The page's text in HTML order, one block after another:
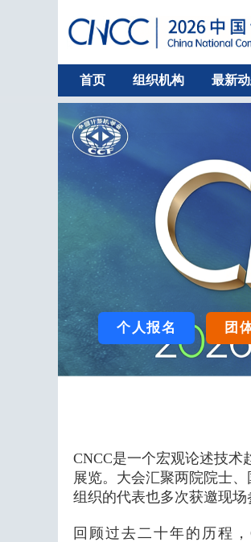
首页 组织机构 最新
个人报名 团
CNCC是一个宏观论述技
展览。大会汇聚两院院士
组织的代表也多次获邀现场
回顾过去二十年的历程